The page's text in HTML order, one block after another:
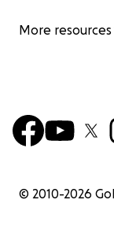
More resources
© 2010-2026